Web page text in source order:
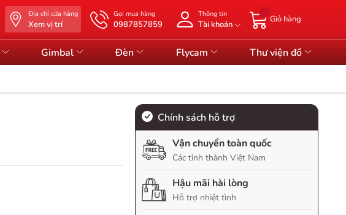
Địa chỉ cửa hàng
Xem vị trí
Gọi mua hàng
0987857859
Thông tin
Tài khoản
Giỏ hàng
Gimbal Đèn Flycam Thư viện đồ
Chính sách hỗ trợ
Vận chuyển toàn quốc
Các tỉnh thành Việt Nam
Hậu mãi hài lòng
Hỗ trợ nhiệt tình